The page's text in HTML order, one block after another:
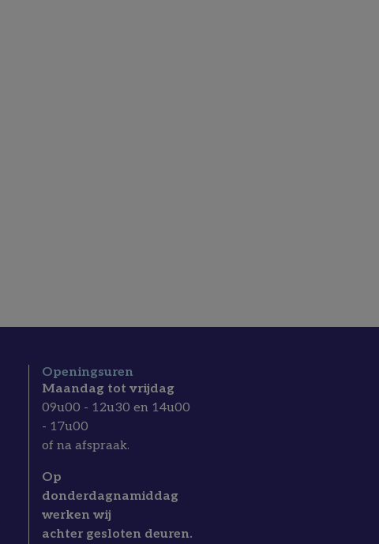
Openingsuren
Maandag tot vrijdag
09u00 - 12u30 en 14u00
- 17u00
of na afspraak.
Op
donderdagnamiddag
werken wij
achter gesloten deuren.